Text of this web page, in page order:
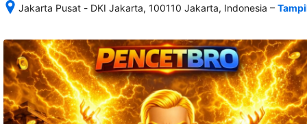
Jakarta Pusat - DKI Jakarta, 100110 Jakarta, Indonesia
semua
rincian
akomodasi
termasuk
nomor
telepon
–